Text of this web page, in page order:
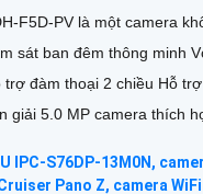
F5D-PV là một camera
sát ban đêm thông minh
trợ đàm thoại 2 chiều Hỗ
giải 5.0 MP camera thích